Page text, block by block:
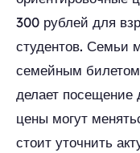
300 рублей для
студентов. Семьи
семейным
делает
цены могут
стоит уточнить